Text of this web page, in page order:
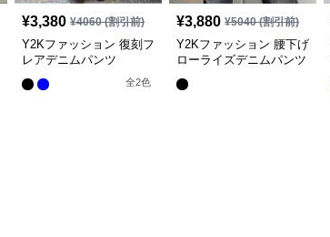
¥3,380 ¥4060(割引前)
Y2Kファッション 復刻フ
レアデニムパンツ
全2色
¥3,880 ¥5040(割引前)
Y2Kファッション 腰下げ
ローライズデニムパンツ